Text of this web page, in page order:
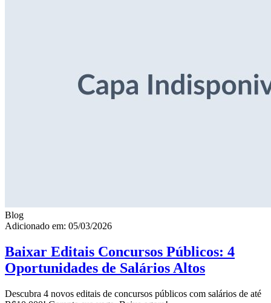
Blog
Adicionado em: 05/03/2026
Baixar Editais Concursos Públicos: 4
Oportunidades de Salários Altos
Descubra 4 novos editais de concursos públicos com salários de até